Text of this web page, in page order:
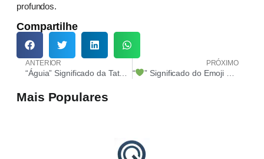
profundos.
Compartilhe
ANTERIOR
“Águia” Significado da Tatuagem
PRÓXIMO
“ ” Significado do Emoji Coração Verde
Mais Populares